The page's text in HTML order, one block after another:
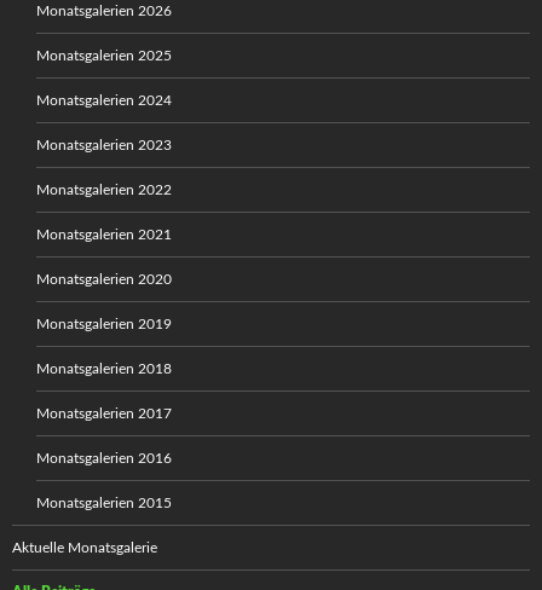
Monatsgalerien 2026
Monatsgalerien 2025
Monatsgalerien 2024
Monatsgalerien 2023
Monatsgalerien 2022
Monatsgalerien 2021
Monatsgalerien 2020
Monatsgalerien 2019
Monatsgalerien 2018
Monatsgalerien 2017
Monatsgalerien 2016
Monatsgalerien 2015
Aktuelle Monatsgalerie